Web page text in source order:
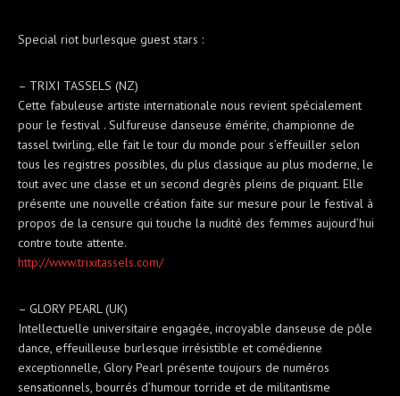
Special riot burlesque guest stars :
– TRIXI TASSELS (NZ)
Cette fabuleuse artiste internationale nous revient spécialement
pour le festival . Sulfureuse danseuse émérite, championne de
tassel twirling, elle fait le tour du monde pour s’effeuiller selon
tous les registres possibles, du plus classique au plus moderne, le
tout avec une classe et un second degrès pleins de piquant. Elle
présente une nouvelle création faite sur mesure pour le festival à
propos de la censure qui touche la nudité des femmes aujourd’hui
contre toute attente.
http://www.trixitassels.com/
– GLORY PEARL (UK)
Intellectuelle universitaire engagée, incroyable danseuse de pôle
dance, effeuilleuse burlesque irrésistible et comédienne
exceptionnelle, Glory Pearl présente toujours de numéros
sensationnels, bourrés d’humour torride et de militantisme